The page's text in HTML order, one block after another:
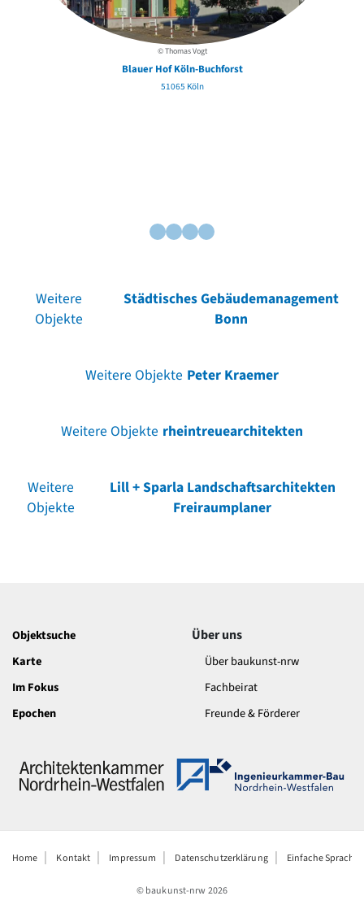
© Thomas Vogt
Blauer Hof Köln-Buchforst
51065 Köln
Weitere
Objekte
Städtisches Gebäudemanagement
Bonn
Weitere Objekte Peter Kraemer
Weitere Objekte rheintreuearchitekten
Weitere
Objekte
Lill + Sparla Landschaftsarchitekten
Freiraumplaner
Objektsuche
Karte
Im Fokus
Epochen
Über uns
Über baukunst-nrw
Fachbeirat
Freunde & Förderer
Home Kontakt Impressum Datenschutzerklärung Einfache Sprache
© baukunst-nrw2026